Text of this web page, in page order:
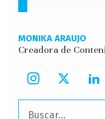
MONIKA ARAUJO
Creadora de